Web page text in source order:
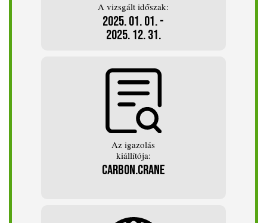
A vizsgált időszak:
2025. 01. 01. -
2025. 12. 31.
Az igazolás
kiállítója:
Carbon.Crane